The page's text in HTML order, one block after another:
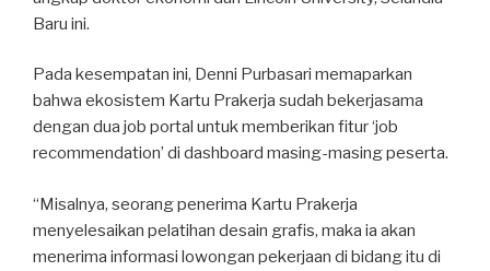
Baru ini.
Pada kesempatan ini, Denni Purbasari memaparkan
bahwa ekosistem Kartu Prakerja sudah bekerjasama
dengan dua job portal untuk memberikan fitur ‘job
recommendation’ di dashboard masing-masing peserta.
“Misalnya, seorang penerima Kartu Prakerja
menyelesaikan pelatihan desain grafis, maka ia akan
menerima informasi lowongan pekerjaan di bidang itu di